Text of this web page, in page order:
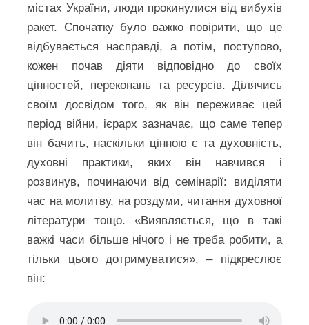
містах України, люди прокинулися від вибухів
ракет. Спочатку було важко повірити, що це
відбувається насправді, а потім, поступово,
кожен почав діяти відповідно до своїх
цінностей, переконань та ресурсів. Ділячись
своїм досвідом того, як він переживає цей
період війни, ієрарх зазначає, що саме тепер
він бачить, наскільки цінною є та духовність,
духовні практики, яких він навчився і
розвинув, починаючи від семінарії: виділяти
час на молитву, на роздуми, читання духовної
літератури тощо. «Виявляється, що в такі
важкі часи більше нічого і не треба робити, а
тільки цього дотримуватися», – підкреслює
він: